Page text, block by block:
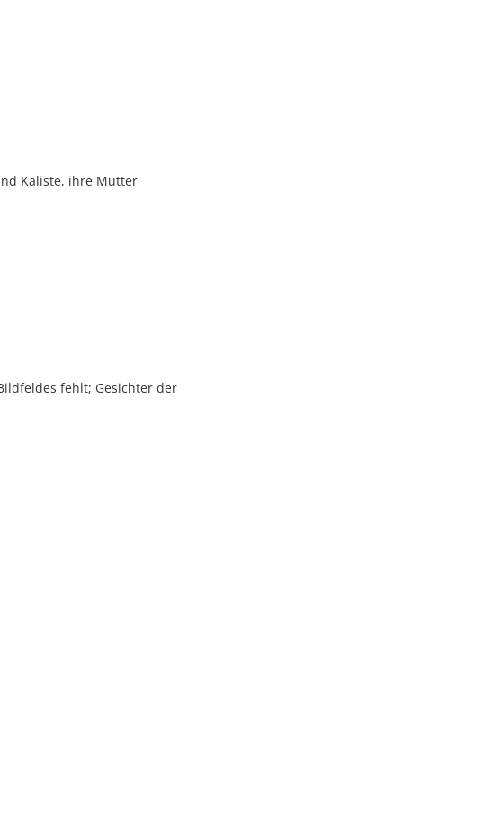
Kaliste, ihre Mutter
fehlt; Gesichter der